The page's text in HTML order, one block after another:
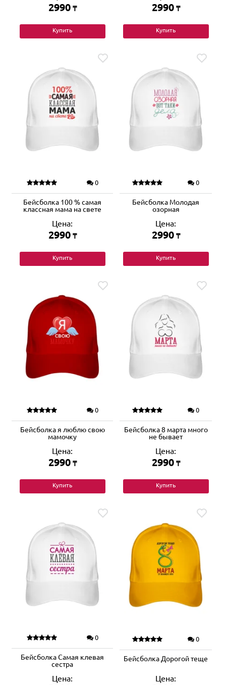
2990 ₸
Купить
2990 ₸
Купить
0
Бейсболка 100 % самая
классная мама на свете
Цена:
2990 ₸
Купить
0
Бейсболка Молодая
озорная
Цена:
2990 ₸
Купить
0
Бейсболка я люблю свою
мамочку
Цена:
2990 ₸
Купить
0
Бейсболка 8 марта много
не бывает
Цена:
2990 ₸
Купить
0
Бейсболка Самая клевая
сестра
Цена:
0
Бейсболка Дорогой теще
Цена: